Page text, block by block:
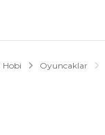
Hobi Oyuncaklar